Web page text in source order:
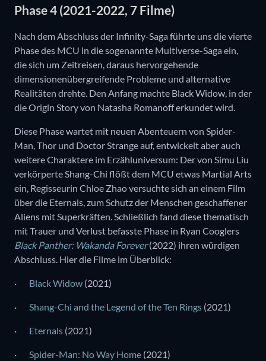
Phase 4 (2021-2022, 7 Filme)
Nach dem Abschluss der Infinity-Saga führte uns die vierte
Phase des MCU in die sogenannte Multiverse-Saga ein,
die sich um Zeitreisen, daraus hervorgehende
dimensionenübergreifende Probleme und alternative
Realitäten drehte. Den Anfang machte Black Widow, in der
die Origin Story von Natasha Romanoff erkundet wird.
Diese Phase wartet mit neuen Abenteuern von Spider-
Man, Thor und Doctor Strange auf, entwickelt aber auch
weitere Charaktere im Erzähluniversum: Der von Simu Liu
verkörperte Shang-Chi flößt dem MCU etwas Martial Arts
ein, Regisseurin Chloe Zhao versuchte sich an einem Film
über die Eternals, zum Schutz der Menschen geschaffener
Aliens mit Superkräften. Schließlich fand diese thematisch
mit Trauer und Verlust befasste Phase in Ryan Cooglers
Black Panther: Wakanda Forever(2022) ihren würdigen
Abschluss. Hier die Filme im Überblick:
· Black Widow (2021)
· Shang-Chi and the Legend of the Ten Rings (2021)
· Eternals (2021)
· Spider-Man: No Way Home (2021)